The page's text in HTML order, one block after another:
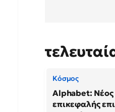
Κόσμος
Alphabet: Νέος
επικεφαλής